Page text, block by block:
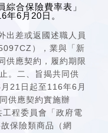
綜合保險費率表」
年6月20日。
出差或返國述職人員
），業與「新
供應契約，履約期限
。二、旨揭共同供
21日起至116年6月
供應契約實施辦
程委員會「政府電
保險類商品（網